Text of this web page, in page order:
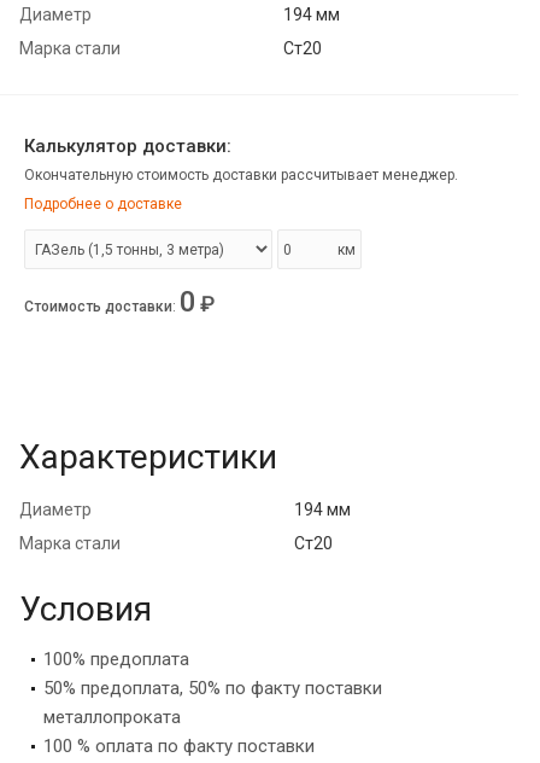
Диаметр
194 мм
Марка стали
Ст20
Калькулятор доставки:
Окончательную стоимость доставки рассчитывает менеджер.
Подробнее о доставке
км
Стоимость доставки: 0 ₽
Характеристики
Диаметр
194 мм
Марка стали
Ст20
Условия
100% предоплата
50% предоплата, 50% по факту поставки
металлопроката
100 % оплата по факту поставки